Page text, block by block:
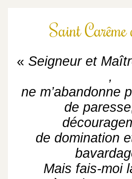
Saint
« Seigneur et
,
ne m’abandonne
de
de domination
Mais fais-moi